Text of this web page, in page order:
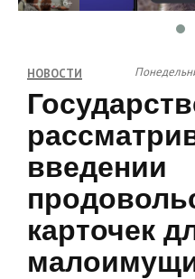
НОВОСТИ
введении
карточек